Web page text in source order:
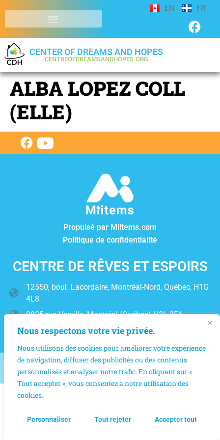
Nous respectons votre vie privée.
Nous utilisons des cookies pour améliorer votre expérience
de navigation, diffuser des publicités ou des contenus
personnalisés et analyser notre trafic. En cliquant sur «
Tout accepter », vous consentez à notre utilisation des
cookies.
Personnaliser Tout rejeter Accepter tout
EN FR
CENTER OF DREAMS AND HOPES
CENTREOFDREAMSANDHOPES.ORG
ALBA LOPEZ COLL
(ELLE)
Propulsé par Miitems.com
Politique de confidentialité
CENTRE DE RÊVES ET ESPOIRS
12550, boul. Lacordaire, Montréal-Nord, Québec, H1G
4L8
9825 rue Verville, Montréal (Québec) H3L 3E1
(514) 327-6667
2025 © Centre des Espoirs et des Rêves | Tous droits réservés